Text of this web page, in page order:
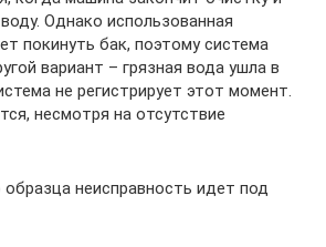
Однако использованная
покинуть бак, поэтому система
вариант – грязная вода ушла в
не регистрирует этот момент.
несмотря на отсутствие
неисправность идет под